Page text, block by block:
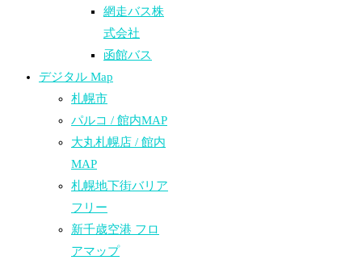
網走バス株
式会社
函館バス
デジタル Map
札幌市
パルコ / 館内MAP
大丸札幌店 / 館内
MAP
札幌地下街バリア
フリー
新千歳空港 フロ
アマップ